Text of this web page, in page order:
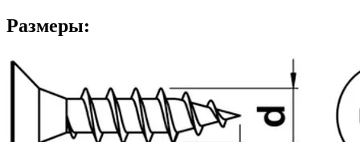
Размеры: